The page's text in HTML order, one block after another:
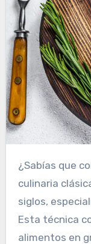
¿Sabías que confitar alimentos es una técnica
culinaria
siglos,
Esta técnica
alimentos en